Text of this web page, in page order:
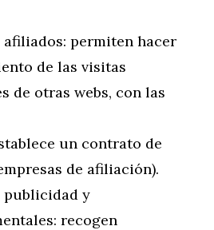
afiliados: permiten hacer
de las visitas
de otras webs, con las
un contrato de
de afiliación).
publicidad y
recogen